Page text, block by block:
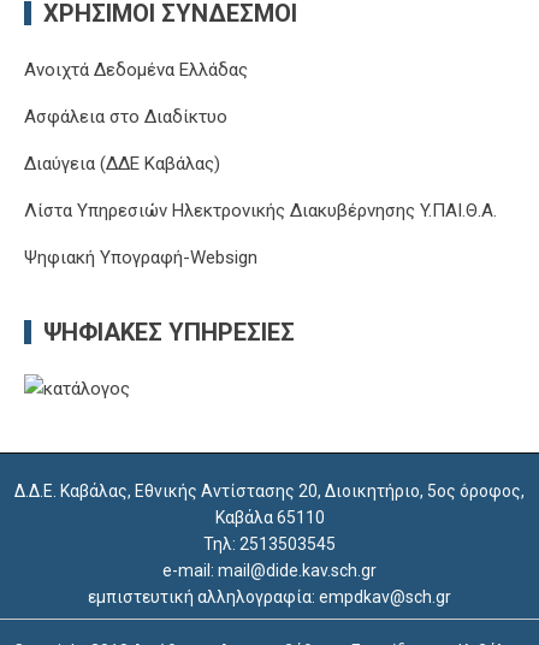
ΧΡΉΣΙΜΟΙ ΣΎΝΔΕΣΜΟΙ
Ανοιχτά Δεδομένα Ελλάδας
Ασφάλεια στο Διαδίκτυο
Διαύγεια (ΔΔΕ Καβάλας)
Λίστα Υπηρεσιών Ηλεκτρονικής Διακυβέρνησης Y.ΠΑΙ.Θ.Α.
Ψηφιακή Υπογραφή-Websign
ΨΗΦΙΑΚΈΣ ΥΠΗΡΕΣΊΕΣ
Δ.Δ.Ε. Καβάλας, Εθνικής Αντίστασης 20, Διοικητήριο, 5ος όροφος,
Καβάλα 65110
Τηλ: 2513503545
e-mail: mail@dide.kav.sch.gr
εμπιστευτική αλληλογραφία: empdkav@sch.gr